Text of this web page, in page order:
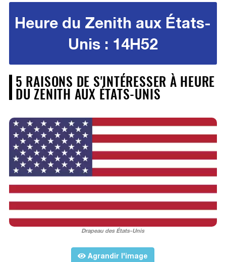
Heure du Zenith aux États-
Unis : 14H52
5 RAISONS DE S'INTÉRESSER À HEURE
DU ZENITH AUX ÉTATS-UNIS
Drapeau des États-Unis
Agrandir l'image